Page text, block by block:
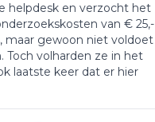
helpdesk en verzocht het
van € 25,-
maar gewoon niet voldoet
Toch volharden ze in het
laatste keer dat er hier